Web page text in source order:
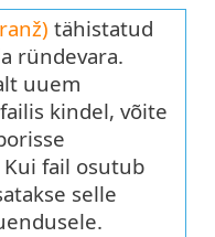
tähistatud
ründevara.
uuem
kindel, võite
Kui fail osutub
selle